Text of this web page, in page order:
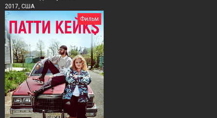
2017, США
Фильм